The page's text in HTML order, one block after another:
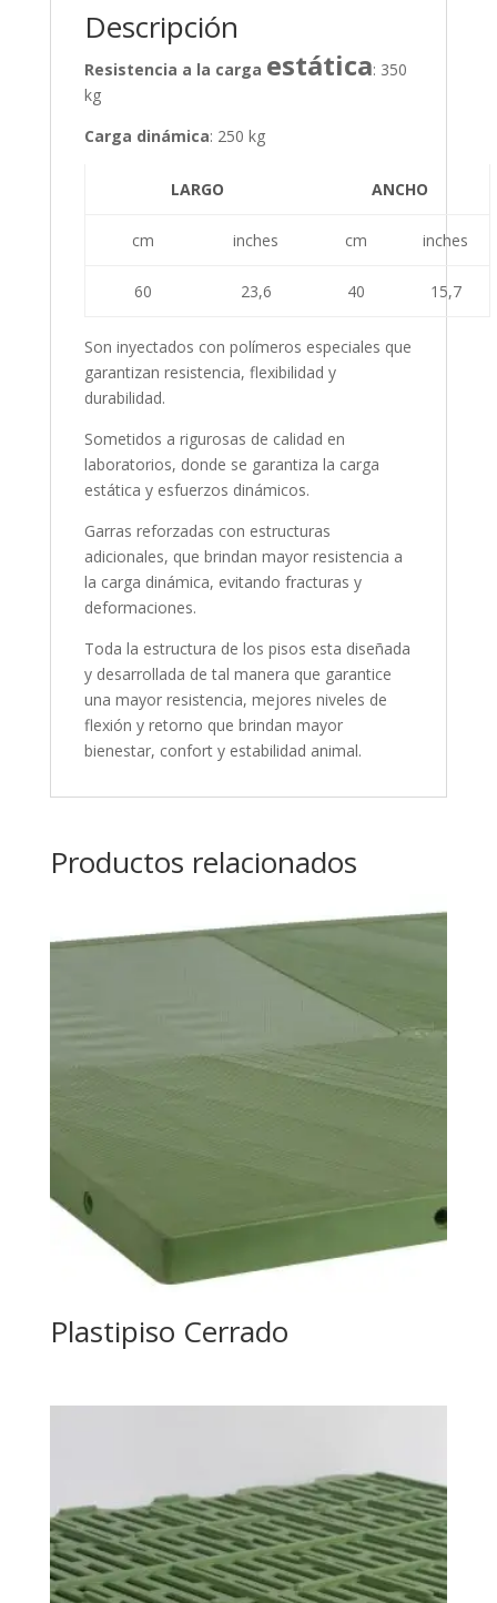
Descripción
Resistencia a la carga estática: 350
kg
Carga dinámica: 250 kg
LARGO ANCHO
cm inches cm inches
60 23,6 40 15,7
Son inyectados con polímeros especiales que
garantizan resistencia, flexibilidad y
durabilidad.
Sometidos a rigurosas de calidad en
laboratorios, donde se garantiza la carga
estática y esfuerzos dinámicos.
Garras reforzadas con estructuras
adicionales, que brindan mayor resistencia a
la carga dinámica, evitando fracturas y
deformaciones.
Toda la estructura de los pisos esta diseñada
y desarrollada de tal manera que garantice
una mayor resistencia, mejores niveles de
flexión y retorno que brindan mayor
bienestar, confort y estabilidad animal.
Productos relacionados
Plastipiso Cerrado